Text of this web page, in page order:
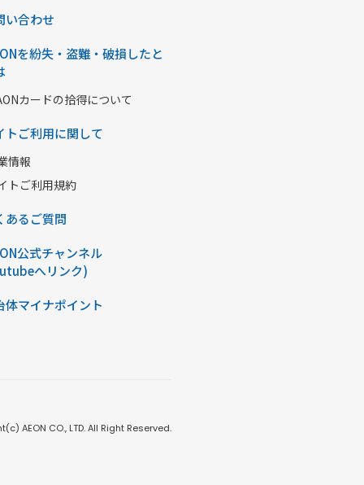
い合わせ
を紛失・盗難・破損したと
カードの拾得について
トご利用に関して
情報
トご利用規約
あるご質問
公式チャンネル
へリンク)
体マイナポイント
AEON CO., LTD. All Right Reserved.